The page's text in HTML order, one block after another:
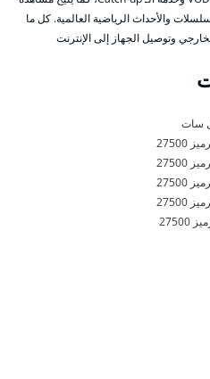
والمسلسلات والأحداث الرياضية العالمية. كل ما
وتوصيل الجهاز إلى الإنترنت